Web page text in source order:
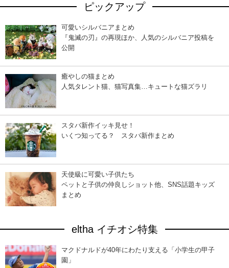
ピックアップ
可愛いシルバニアまとめ
『鬼滅の刃』の再現ほか、人気のシルバニア投稿を
公開
癒やしの猫まとめ
人気タレント猫、猫写真集…キュートな猫ズラリ
スタバ新作イッキ見せ！
いくつ知ってる？ スタバ新作まとめ
天使級に可愛い子供たち
ペットと子供の仲良しショット他、SNS話題キッズ
まとめ
eltha イチオシ特集
マクドナルドが40年にわたり支える「小学生の甲子
園」